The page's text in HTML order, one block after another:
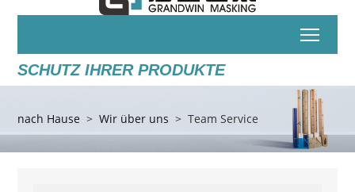
SCHUTZ IHRER PRODUKTE
nach Hause > Wir über uns > Team Service